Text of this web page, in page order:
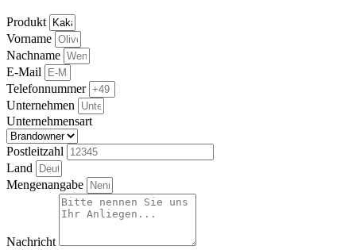
Produkt
Vorname
Nachname
E-Mail
Telefonnummer
Unternehmen
Unternehmensart
Postleitzahl
Land
Mengenangabe
Nachricht